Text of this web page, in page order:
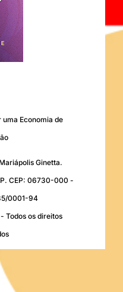
Economia de
Ginetta.
CEP: 06730-000 -
0001-94
- Todos os direitos